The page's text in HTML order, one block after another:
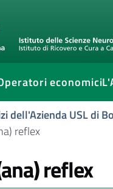
economici
dell'Azienda USL di
reflex
reflex